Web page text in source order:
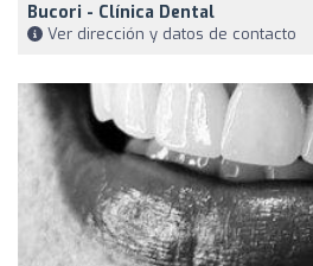
Bucori - Clínica Dental
Ver dirección y datos de contacto